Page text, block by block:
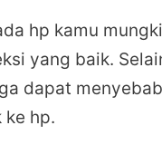
hp kamu
yang baik.
dapat
hp.